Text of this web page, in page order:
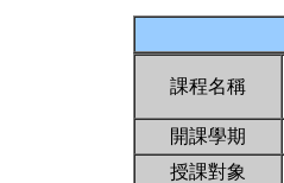
課程名稱
開課學期
授課對象